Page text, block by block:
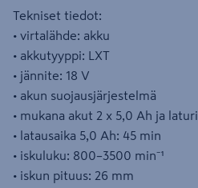
Tekniset tiedot:
• virtalähde: akku
• akkutyyppi: LXT
• jännite: 18 V
• akun suojausjärjestelmä
• mukana akut 2 x 5,0 Ah ja laturi
• latausaika 5,0 Ah: 45 min
• iskuluku: 800–3500 min⁻¹
• iskun pituus: 26 mm